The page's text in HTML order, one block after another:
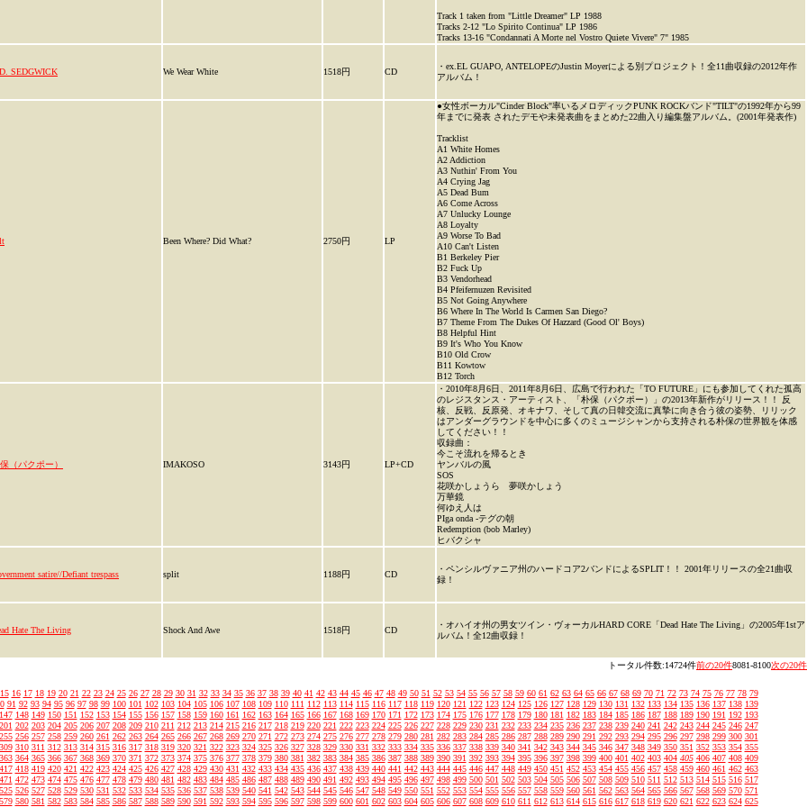
Track 1 taken from "Little Dreamer" LP 1988
Tracks 2-12 "Lo Spirito Continua" LP 1986
Tracks 13-16 "Condannati A Morte nel Vostro Quiete Vivere" 7" 1985
SEDGWICK We Wear White 1518円 CD
・ex.EL GUAPO, ANTELOPEのJustin Moyerによる別プロジェクト！全11曲収録の2012年作
アルバム！
Been Where? Did What? 2750円 LP
●女性ボーカル"Cinder Block"率いるメロディックPUNK ROCKバンド"TILT"の1992年から99
年までに発表 されたデモや未発表曲をまとめた22曲入り編集盤アルバム。(2001年発表作)
Tracklist
A1 White Homes
A2 Addiction
A3 Nuthin' From You
A4 Crying Jag
A5 Dead Bum
A6 Come Across
A7 Unlucky Lounge
A8 Loyalty
A9 Worse To Bad
A10 Can't Listen
B1 Berkeley Pier
B2 Fuck Up
B3 Vendorhead
B4 Pfeifernuzen Revisited
B5 Not Going Anywhere
B6 Where In The World Is Carmen San Diego?
B7 Theme From The Dukes Of Hazzard (Good Ol' Boys)
B8 Helpful Hint
B9 It's Who You Know
B10 Old Crow
B11 Kowtow
B12 Torch
（パクポー） IMAKOSO 3143円 LP+CD
・2010年8月6日、2011年8月6日、広島で行われた「TO FUTURE」にも参加してくれた孤高
のレジスタンス・アーティスト、「朴保（パクポー）」の2013年新作がリリース！！ 反
核、反戦、反原発、オキナワ、そして真の日韓交流に真摯に向き合う彼の姿勢、リリック
はアンダーグラウンドを中心に多くのミュージシャンから支持される朴保の世界観を体感
してください！！
収録曲：
今こそ流れを帰るとき
ヤンバルの風
SOS
花咲かしょうら 夢咲かしょう
万華鏡
何ゆえ人は
PIga onda -テグの朝
Redemption (bob Marley)
ヒバクシャ
satire//Defiant trespass split 1188円 CD
・ペンシルヴァニア州のハードコア2バンドによるSPLIT！！ 2001年リリースの全21曲収
録！
Hate The Living Shock And Awe 1518円 CD
・オハイオ州の男女ツイン・ヴォーカルHARD CORE「Dead Hate The Living」の2005年1stア
ルバム！全12曲収録！
トータル件数:14724件前の20件8081-8100次の20件
15 16 17 18 19 20 21 22 23 24 25 26 27 28 29 30 31 32 33 34 35 36 37 38 39 40 41 42 43 44 45 46 47 48 49 50 51 52 53 54 55 56 57 58 59 60 61 62 63 64 65 66 67 68 69 70 71 72 73 74 75 76 77 78 79
91 92 93 94 95 96 97 98 99 100 101 102 103 104 105 106 107 108 109 110 111 112 113 114 115 116 117 118 119 120 121 122 123 124 125 126 127 128 129 130 131 132 133 134 135 136 137 138 139
148 149 150 151 152 153 154 155 156 157 158 159 160 161 162 163 164 165 166 167 168 169 170 171 172 173 174 175 176 177 178 179 180 181 182 183 184 185 186 187 188 189 190 191 192 193
202 203 204 205 206 207 208 209 210 211 212 213 214 215 216 217 218 219 220 221 222 223 224 225 226 227 228 229 230 231 232 233 234 235 236 237 238 239 240 241 242 243 244 245 246 247
256 257 258 259 260 261 262 263 264 265 266 267 268 269 270 271 272 273 274 275 276 277 278 279 280 281 282 283 284 285 286 287 288 289 290 291 292 293 294 295 296 297 298 299 300 301
310 311 312 313 314 315 316 317 318 319 320 321 322 323 324 325 326 327 328 329 330 331 332 333 334 335 336 337 338 339 340 341 342 343 344 345 346 347 348 349 350 351 352 353 354 355
364 365 366 367 368 369 370 371 372 373 374 375 376 377 378 379 380 381 382 383 384 385 386 387 388 389 390 391 392 393 394 395 396 397 398 399 400 401 402 403 404 405 406 407 408 409
418 419 420 421 422 423 424 425 426 427 428 429 430 431 432 433 434 435 436 437 438 439 440 441 442 443 444 445 446 447 448 449 450 451 452 453 454 455 456 457 458 459 460 461 462 463
472 473 474 475 476 477 478 479 480 481 482 483 484 485 486 487 488 489 490 491 492 493 494 495 496 497 498 499 500 501 502 503 504 505 506 507 508 509 510 511 512 513 514 515 516 517
526 527 528 529 530 531 532 533 534 535 536 537 538 539 540 541 542 543 544 545 546 547 548 549 550 551 552 553 554 555 556 557 558 559 560 561 562 563 564 565 566 567 568 569 570 571
580 581 582 583 584 585 586 587 588 589 590 591 592 593 594 595 596 597 598 599 600 601 602 603 604 605 606 607 608 609 610 611 612 613 614 615 616 617 618 619 620 621 622 623 624 625